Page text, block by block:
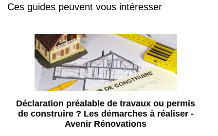
Travaux d’isolation à Royan (17)
Ces guides peuvent vous intéresser
Déclaration préalable de travaux ou permis
de construire ? Les démarches à réaliser -
Avenir Rénovations